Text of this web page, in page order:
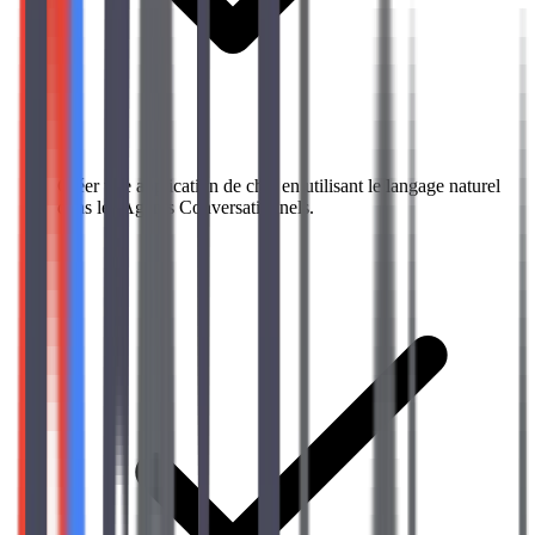
Créer une application de chat en utilisant le langage naturel
dans les Agents Conversationnels.